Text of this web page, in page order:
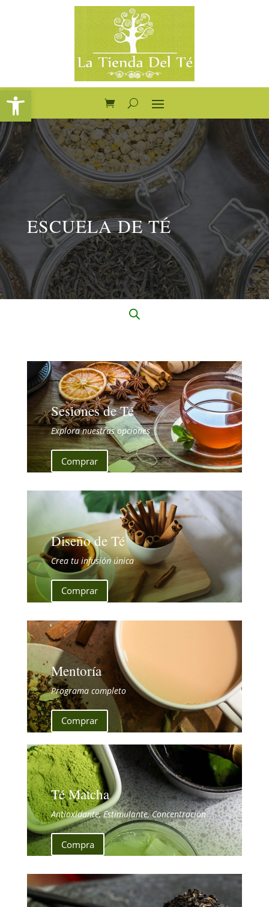
Abrir barra de herramientas
ESCUELA DE TÉ
Sesiones de Té
Explora nuestras opciones
Comprar
Diseño de Té
Crea tu infusión única
Comprar
Mentoría
Programa completo
Comprar
Té Matcha
Antioxidante, Estimulante, Concentración
Compra